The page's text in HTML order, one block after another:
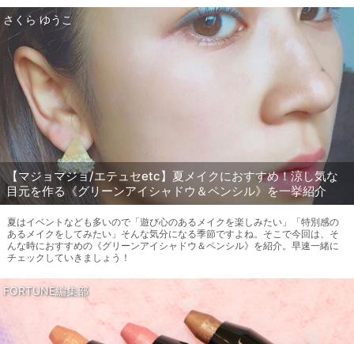
さくら ゆうこ
【マジョマジョ/エテュセetc】夏メイクにおすすめ！涼し気な
目元を作る《グリーンアイシャドウ＆ペンシル》を一挙紹介
夏はイベントなども多いので「遊び心のあるメイクを楽しみたい」「特別感の
あるメイクをしてみたい」そんな気分になる季節ですよね。そこで今回は、そ
んな時におすすめの《グリーンアイシャドウ＆ペンシル》を紹介。早速一緒に
チェックしていきましょう！
FORTUNE編集部